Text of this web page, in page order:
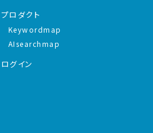
プロダクト
Keywordmap
AIsearchmap
ログイン